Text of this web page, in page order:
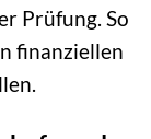
Prüfung. So
finanziellen